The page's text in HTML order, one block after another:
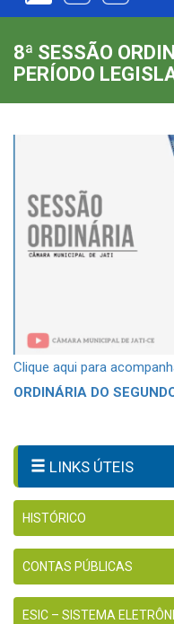
8ª SESSÃO
PERÍODO
Clique aqui para
ORDINÁRIA DO
LINKS ÚTEIS
HISTÓRICO
CONTAS PÚBLICAS
ESIC – SISTEMA